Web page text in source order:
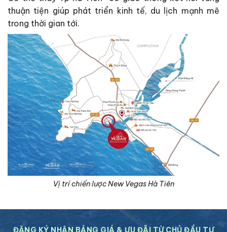
thuận tiện giúp phát triển kinh tế, du lịch mạnh mẽ
trong thời gian tới.
Vị trí chiến lược New Vegas Hà Tiên
ĐĂNG KÝ NHẬN BẢNG GIÁ & ƯU ĐÃI TỪ CHỦ ĐẦU TƯ